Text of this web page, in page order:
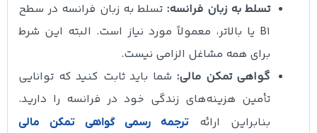
تسلط به زبان فرانسه: تسلط به زبان فرانسه در سطح
B1 یا بالاتر، معمولاً مورد نیاز است. البته این شرط
برای همه مشاغل الزامی نیست.
گواهی تمکن مالی: شما باید ثابت کنید که توانایی
تأمین هزینه‌های زندگی خود در فرانسه را دارید.
بنابراین ارائه
ترجمه رسمی گواهی تمکن مالی